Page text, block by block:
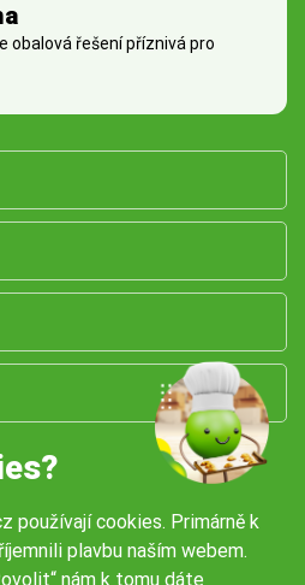
obalová řešení příznivá pro
používají cookies. Primárně k
plavbu naším webem.
nám k tomu dáte